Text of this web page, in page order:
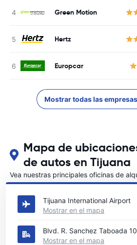
Green Motion
Hertz
Europcar
Mostrar todas las
Mapa de
de autos en Tijuana
Vea nuestras principales oficinas de
Tijuana
Tijuana International Airport
Mostrar en el mapa
Blvd. R. Sanchez Taboada
Mostrar en el mapa